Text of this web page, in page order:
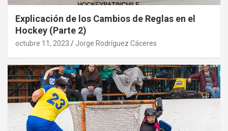
Explicación de los Cambios de Reglas en el
Hockey (Parte 2)
octubre 11, 2023 Jorge Rodríguez Cáceres